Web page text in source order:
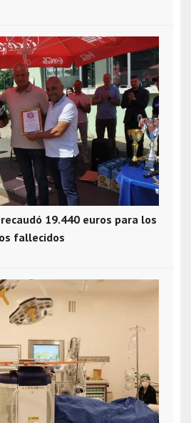
19.440 euros para los
fallecidos